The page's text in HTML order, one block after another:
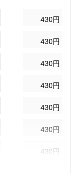
430円
430円
430円
430円
430円
430円
430円